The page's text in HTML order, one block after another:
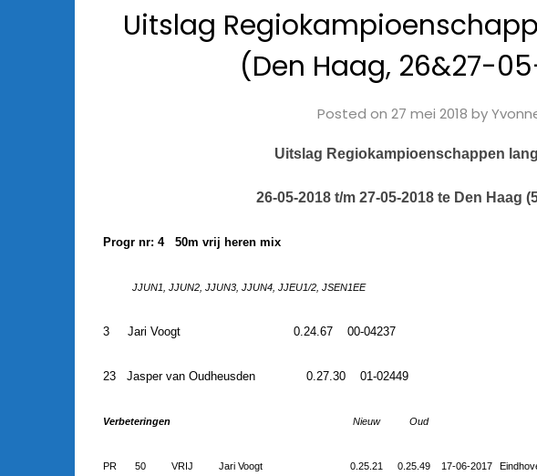
Uitslag
(Den Haag, 26&27-
Posted on27 mei 2018 by
Uitslag Regiokampioenschappen
26-05-2018 t/m 27-05-2018 te Den Haag
Progr nr: 4 50m vrij heren mix
JJUN1, JJUN2, JJUN3, JJUN4, JJEU1/2, JSEN1EE
3 Jari Voogt 0.24.67 00-04237
23 Jasper van Oudheusden 0.27.30 01-02449
Verbeteringen Nieuw Oud
PR 50 VRIJ Jari Voogt 0.25.21 0.25.49 17-06-2017